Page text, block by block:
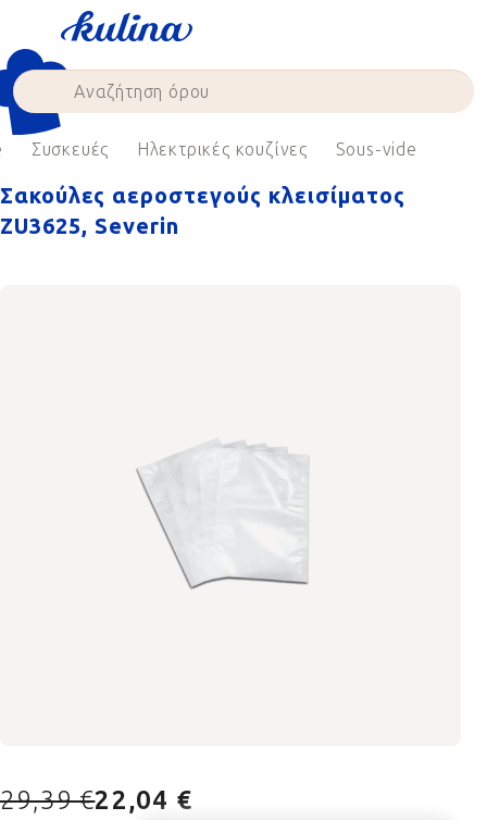
content
Συσκευές Ηλεκτρικές κουζίνες Sous-vide
Σακούλες αεροστεγούς κλεισίματος
ZU3625, Severin
29,39 €22,04 €